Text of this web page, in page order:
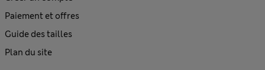
Paiement et offres
Guide des tailles
Plan du site